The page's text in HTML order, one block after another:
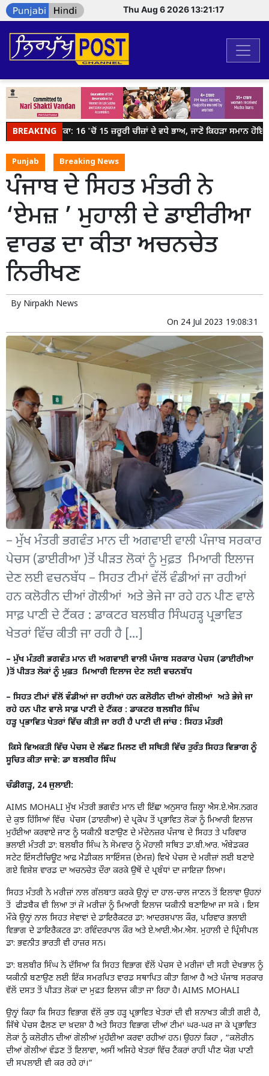
Thu Aug 6 2026 13:21:17
BREAKING
ਜੇਬ 'ਤੇ ਡਾਕਾ: 16 'ਚੋਂ 15 ਜ਼ਰੂਰੀ ਚੀਜ਼ਾਂ ਦੇ ਵਧੇ ਭਾਅ, ਜਾਣੋ ਕਿਹੜਾ ਸਮਾਨ ਹੋਇਆ
Punjab Breaking News
ਪੰਜਾਬ ਦੇ ਸਿਹਤ ਮੰਤਰੀ ਨੇ
‘ਏਮਜ਼ ’ ਮੁਹਾਲੀ ਦੇ ਡਾਈਰੀਆ
ਵਾਰਡ ਦਾ ਕੀਤਾ ਅਚਨਚੇਤ
ਨਿਰੀਖਣ
By Nirpakh News
On 24 Jul 2023 19:08:31
– ਮੁੱਖ ਮੰਤਰੀ ਭਗਵੰਤ ਮਾਨ ਦੀ ਅਗਵਾਈ ਵਾਲੀ ਪੰਜਾਬ ਸਰਕਾਰ
ਪੇਚਸ (ਡਾਈਰੀਆ )ਤੋਂ ਪੀੜਤ ਲੋਕਾਂ ਨੂੰ ਮੁਫ਼ਤ ਮਿਆਰੀ ਇਲਾਜ
ਦੇਣ ਲਈ ਵਚਨਬੱਧ – ਸਿਹਤ ਟੀਮਾਂ ਵੱਲੋਂ ਵੰਡੀਆਂ ਜਾ ਰਹੀਆਂ
ਹਨ ਕਲੋਰੀਨ ਦੀਆਂ ਗੋਲੀਆਂ ਅਤੇ ਭੇਜੇ ਜਾ ਰਹੇ ਹਨ ਪੀਣ ਵਾਲੇ
ਸਾਫ਼ ਪਾਣੀ ਦੇ ਟੈਂਕਰ : ਡਾਕਟਰ ਬਲਬੀਰ ਸਿੰਘਹੜ੍ਹ ਪ੍ਰਭਾਵਿਤ
ਖੇਤਰਾਂ ਵਿੱਚ ਕੀਤੀ ਜਾ ਰਹੀ ਹੈ […]
– ਮੁੱਖ ਮੰਤਰੀ ਭਗਵੰਤ ਮਾਨ ਦੀ ਅਗਵਾਈ ਵਾਲੀ ਪੰਜਾਬ ਸਰਕਾਰ ਪੇਚਸ (ਡਾਈਰੀਆ
)ਤੋਂ ਪੀੜਤ ਲੋਕਾਂ ਨੂੰ ਮੁਫ਼ਤ ਮਿਆਰੀ ਇਲਾਜ ਦੇਣ ਲਈ ਵਚਨਬੱਧ
– ਸਿਹਤ ਟੀਮਾਂ ਵੱਲੋਂ ਵੰਡੀਆਂ ਜਾ ਰਹੀਆਂ ਹਨ ਕਲੋਰੀਨ ਦੀਆਂ ਗੋਲੀਆਂ ਅਤੇ ਭੇਜੇ ਜਾ
ਰਹੇ ਹਨ ਪੀਣ ਵਾਲੇ ਸਾਫ਼ ਪਾਣੀ ਦੇ ਟੈਂਕਰ : ਡਾਕਟਰ ਬਲਬੀਰ ਸਿੰਘ
ਹੜ੍ਹ ਪ੍ਰਭਾਵਿਤ ਖੇਤਰਾਂ ਵਿੱਚ ਕੀਤੀ ਜਾ ਰਹੀ ਹੈ ਪਾਣੀ ਦੀ ਜਾਂਚ : ਸਿਹਤ ਮੰਤਰੀ
ਕਿਸੇ ਵਿਅਕਤੀ ਵਿੱਚ ਪੇਚਸ ਦੇ ਲੱਛਣ ਮਿਲਣ ਦੀ ਸਥਿਤੀ ਵਿੱਚ ਤੁਰੰਤ ਸਿਹਤ ਵਿਭਾਗ ਨੂੰ
ਸੂਚਿਤ ਕੀਤਾ ਜਾਵੇ: ਡਾ ਬਲਬੀਰ ਸਿੰਘ
ਚੰਡੀਗੜ੍ਹ, 24 ਜੁਲਾਈ:
AIMS MOHALI ਮੁੱਖ ਮੰਤਰੀ ਭਗਵੰਤ ਮਾਨ ਦੀ ਇੱਛਾ ਅਨੁਸਾਰ ਜ਼ਿਲ੍ਹਾ ਐਸ.ਏ.ਐਸ.ਨਗਰ
ਦੇ ਕੁਝ ਹਿੱਸਿਆਂ ਵਿੱਚ ਪੇਚਸ (ਡਾੲਰੀਆ) ਦੇ ਪ੍ਰਕੋਪ ਤੋਂ ਪ੍ਰਭਾਵਿਤ ਲੋਕਾਂ ਨੂੰ ਮਿਆਰੀ ਇਲਾਜ
ਮੁਹੱਈਆ ਕਰਵਾਏ ਜਾਣ ਨੂੰ ਯਕੀਨੀ ਬਣਾਉਣ ਦੇ ਮੱਦੇਨਜ਼ਰ ਪੰਜਾਬ ਦੇ ਸਿਹਤ ਤੇ ਪਰਿਵਾਰ
ਭਲਾਈ ਮੰਤਰੀ ਡਾ: ਬਲਬੀਰ ਸਿੰਘ ਨੇ ਸੋਮਵਾਰ ਨੂੰ ਮੋਹਾਲੀ ਸਥਿਤ ਡਾ.ਬੀ.ਆਰ. ਅੰਬੇਡਕਰ
ਸਟੇਟ ਇੰਸਟੀਚਿਊਟ ਆਫ਼ ਮੈਡੀਕਲ ਸਾਇੰਸਜ਼ (ਏਮਜ਼) ਵਿਖੇ ਪੇਚਸ ਦੇ ਮਰੀਜ਼ਾਂ ਲਈ ਬਣਾਏ
ਗਏ ਵਿਸ਼ੇਸ਼ ਵਾਰਡ ਦਾ ਅਚਨਚੇਤ ਦੌਰਾ ਕਰਕੇ ਉਥੋਂ ਦੇ ਪ੍ਰਬੰਧਾਂ ਦਾ ਜਾਇਜ਼ਾ ਲਿਆ।
ਸਿਹਤ ਮੰਤਰੀ ਨੇ ਮਰੀਜ਼ਾਂ ਨਾਲ ਗੱਲਬਾਤ ਕਰਕੇ ਉਨ੍ਹਾਂ ਦਾ ਹਾਲ-ਚਾਲ ਜਾਣਨ ਤੋਂ ਇਲਾਵਾ ਉਹਨਾਂ
ਤੋਂ ਫੀਡਬੈਕ ਵੀ ਲਿਆ ਤਾਂ ਜੋ ਮਰੀਜ਼ਾਂ ਨੂੰ ਮਿਆਰੀ ਇਲਾਜ ਯਕੀਨੀ ਬਣਾਇਆ ਜਾ ਸਕੇ । ਇਸ
ਮੌਕੇ ਉਨ੍ਹਾਂ ਨਾਲ ਸਿਹਤ ਸੇਵਾਵਾਂ ਦੇ ਡਾਇਰੈਕਟਰ ਡਾ: ਆਦਰਸ਼ਪਾਲ ਕੌਰ, ਪਰਿਵਾਰ ਭਲਾਈ
ਵਿਭਾਗ ਦੇ ਡਾਇਰੈਕਟਰ ਡਾ: ਰਵਿੰਦਰਪਾਲ ਕੌਰ ਅਤੇ ਏ.ਆਈ.ਐਮ.ਐਸ. ਮੁਹਾਲੀ ਦੇ ਪ੍ਰਿੰਸੀਪਲ
ਡਾ: ਭਵਨੀਤ ਭਾਰਤੀ ਵੀ ਹਾਜ਼ਰ ਸਨ।
ਡਾ: ਬਲਬੀਰ ਸਿੰਘ ਨੇ ਦੱਸਿਆ ਕਿ ਸਿਹਤ ਵਿਭਾਗ ਵੱਲੋਂ ਪੇਚਸ ਦੇ ਮਰੀਜਾਂ ਦੀ ਸਹੀ ਦੇਖਭਾਲ ਨੂੰ
ਯਕੀਨੀ ਬਣਾਉਣ ਲਈ ਇੱਕ ਸਮਰਪਿਤ ਵਾਰਡ ਸਥਾਪਿਤ ਕੀਤਾ ਗਿਆ ਹੈ ਅਤੇ ਪੰਜਾਬ ਸਰਕਾਰ
ਵੱਲੋਂ ਦਸਤ ਤੋਂ ਪੀੜਤ ਲੋਕਾਂ ਦਾ ਮੁਫ਼ਤ ਇਲਾਜ ਕੀਤਾ ਜਾ ਰਿਹਾ ਹੈ। AIMS MOHALI
ਉਨ੍ਹਾਂ ਕਿਹਾ ਕਿ ਸਿਹਤ ਵਿਭਾਗ ਵੱਲੋਂ ਕੁਝ ਹੜ੍ਹ ਪ੍ਰਭਾਵਿਤ ਖੇਤਰਾਂ ਦੀ ਵੀ ਸ਼ਨਾਖਤ ਕੀਤੀ ਗਈ ਹੈ,
ਜਿੱਥੇ ਪੇਚਸ ਫੈਲਣ ਦਾ ਖ਼ਦਸ਼ਾ ਹੈ ਅਤੇ ਸਿਹਤ ਵਿਭਾਗ ਦੀਆਂ ਟੀਮਾਂ ਘਰ-ਘਰ ਜਾ ਕੇ ਪ੍ਰਭਾਵਿਤ
ਲੋਕਾਂ ਨੂੰ ਕਲੋਰੀਨ ਦੀਆਂ ਗੋਲੀਆਂ ਮੁਹੱਈਆ ਕਰਵਾ ਰਹੀਆਂ ਹਨ। ਉਹਨਾਂ ਕਿਹਾ , “ਕਲੋਰੀਨ
ਦੀਆਂ ਗੋਲੀਆਂ ਵੰਡਣ ਤੋਂ ਇਲਾਵਾ, ਅਸੀਂ ਅਜਿਹੇ ਖੇਤਰਾਂ ਵਿੱਚ ਟੈਂਕਰਾਂ ਰਾਹੀਂ ਪੀਣ ਯੋਗ ਪਾਣੀ
ਦੀ ਸਪਲਾਈ ਵੀ ਕਰ ਰਹੇ ਹਾਂ।”